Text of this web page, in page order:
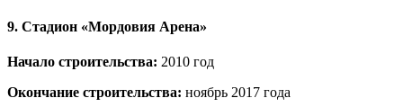
9. Стадион «Мордовия Арена»
Начало строительства: 2010 год
Окончание строительства: ноябрь 2017 года